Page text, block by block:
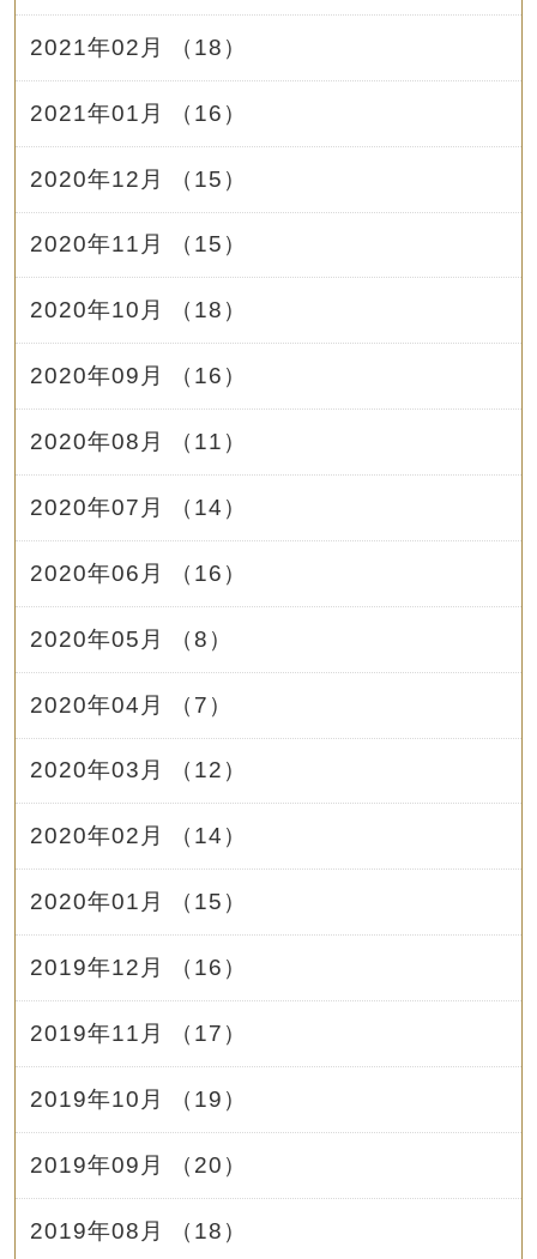
2021年02月 （18）
2021年01月 （16）
2020年12月 （15）
2020年11月 （15）
2020年10月 （18）
2020年09月 （16）
2020年08月 （11）
2020年07月 （14）
2020年06月 （16）
2020年05月 （8）
2020年04月 （7）
2020年03月 （12）
2020年02月 （14）
2020年01月 （15）
2019年12月 （16）
2019年11月 （17）
2019年10月 （19）
2019年09月 （20）
2019年08月 （18）